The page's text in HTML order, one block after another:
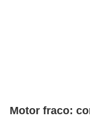
Motor fraco: